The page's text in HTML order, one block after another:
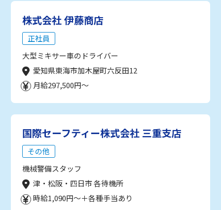
株式会社 伊藤商店
正社員
大型ミキサー車のドライバー
愛知県東海市加木屋町六反田12
月給297,500円～
国際セーフティー株式会社 三重支店
その他
機械警備スタッフ
津・松阪・四日市 各待機所
時給1,090円～＋各種手当あり